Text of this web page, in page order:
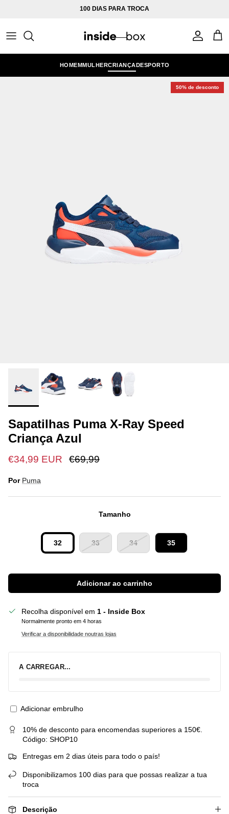
100 DIAS PARA TROCA
Conta
HOMEMMULHERCRIANÇADESPORTO
50% de desconto
Sapatilhas Puma X-Ray Speed
Criança Azul
€34,99 EUR €69,99
Por Puma
Tamanho
32 33 34 35
Adicionar ao carrinho
Recolha disponível em 1 - Inside Box
Normalmente pronto em 4 horas
Verificar a disponibilidade noutras lojas
A CARREGAR...
Adicionar embrulho
10% de desconto para encomendas superiores a 150€.
Código: SHOP10
Entregas em 2 dias úteis para todo o país!
Disponibilizamos 100 dias para que possas realizar a tua
troca
Descrição